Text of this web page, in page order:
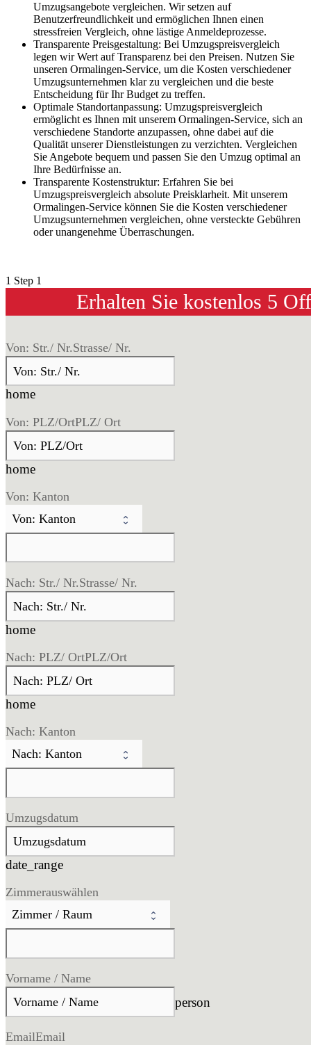
Umzugsangebote vergleichen. Wir setzen auf
Benutzerfreundlichkeit und ermöglichen Ihnen einen
stressfreien Vergleich, ohne lästige Anmeldeprozesse.
Transparente Preisgestaltung: Bei Umzugspreisvergleich
legen wir Wert auf Transparenz bei den Preisen. Nutzen Sie
unseren Ormalingen-Service, um die Kosten verschiedener
Umzugsunternehmen klar zu vergleichen und die beste
Entscheidung für Ihr Budget zu treffen.
Optimale Standortanpassung: Umzugspreisvergleich
ermöglicht es Ihnen mit unserem Ormalingen-Service, sich an
verschiedene Standorte anzupassen, ohne dabei auf die
Qualität unserer Dienstleistungen zu verzichten. Vergleichen
Sie Angebote bequem und passen Sie den Umzug optimal an
Ihre Bedürfnisse an.
Transparente Kostenstruktur: Erfahren Sie bei
Umzugspreisvergleich absolute Preisklarheit. Mit unserem
Ormalingen-Service können Sie die Kosten verschiedener
Umzugsunternehmen vergleichen, ohne versteckte Gebühren
oder unangenehme Überraschungen.
1 Step 1
Erhalten Sie kostenlos 5
Von: Str./ Nr.Strasse/ Nr.
home
Von: PLZ/OrtPLZ/ Ort
home
Von: Kanton
Nach: Str./ Nr.Strasse/ Nr.
home
Nach: PLZ/ OrtPLZ/Ort
home
Nach: Kanton
Umzugsdatum
date_range
Zimmerauswählen
Vorname / Name
person
EmailEmail